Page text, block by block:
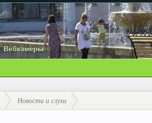
Вебкамеры
Новости и слухи